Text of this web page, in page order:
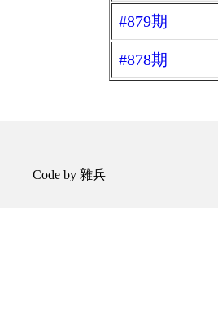
#879期
#878期
Code by 雜兵